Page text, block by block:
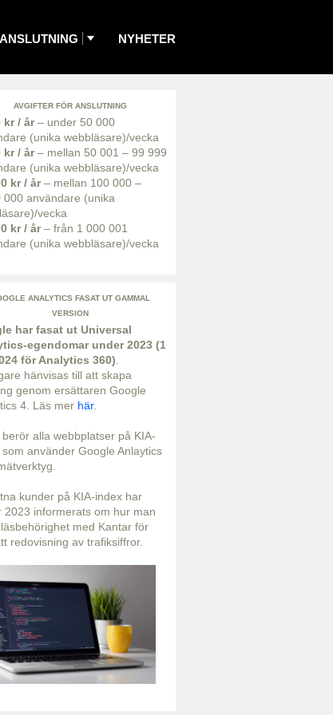
ANSLUTNING NYHETER
AVGIFTER FÖR ANSLUTNING
kr / år– under 50 000
(unika webbläsare)/vecka
kr / år– mellan 50 001 – 99 999
(unika webbläsare)/vecka
kr / år– mellan 100 000 –
000 användare (unika
vecka
kr / år– från 1 000 001
(unika webbläsare)/vecka
ANALYTICS FASAT UT GAMMAL
VERSION
har fasat ut Universal
egendomar under 2023 (1
för Analytics 360)
hänvisas till att skapa
genom ersättaren Google
4. Läs mer här.
berör alla webbplatser på KIA-
som använder Google Anlaytics
kunder på KIA-index har
2023 informerats om hur man
med Kantar för
redovisning av trafiksiffror.